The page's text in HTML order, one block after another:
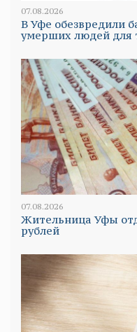
07.08.2026
В Уфе обезвредили
умерших людей для
07.08.2026
Жительница Уфы
рублей